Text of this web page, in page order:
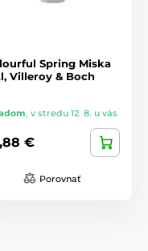
Spring Miska
Villeroy & Boch
, v stredu 12. 8. u vás
€
Porovnať